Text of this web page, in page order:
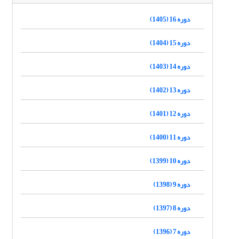
دوره 16 (1405)
دوره 15 (1404)
دوره 14 (1403)
دوره 13 (1402)
دوره 12 (1401)
دوره 11 (1400)
دوره 10 (1399)
دوره 9 (1398)
دوره 8 (1397)
دوره 7 (1396)